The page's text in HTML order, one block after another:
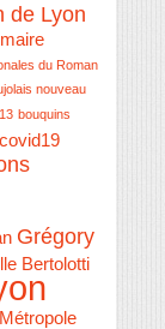
de Lyon
du Roman
nouveau
bouquins
covid19
Grégory
Bertolotti